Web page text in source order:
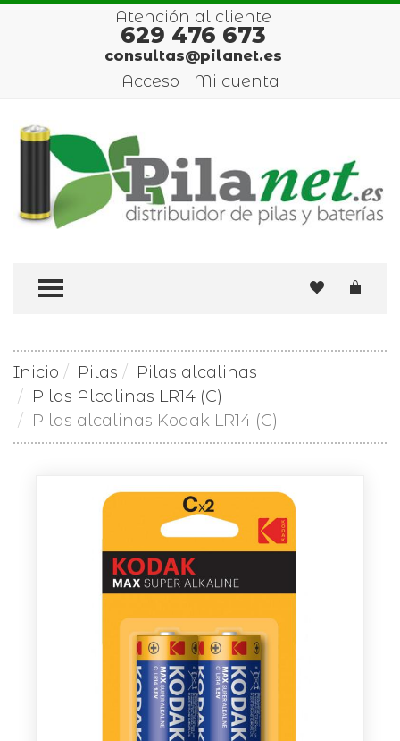
Atención al cliente
629 476 673
consultas@pilanet.es
Acceso Mi cuenta
TOGGLE MENU
Inicio Pilas
Pilas alcalinas
Pilas Alcalinas LR14 (C)
Pilas alcalinas Kodak LR14 (C)